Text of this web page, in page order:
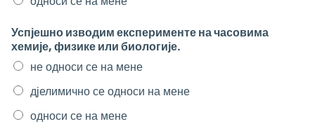
Успјешно изводим експерименте на часовима
хемије, физике или биологије.
не односи се на мене
дјелимично се односи на мене
односи се на мене